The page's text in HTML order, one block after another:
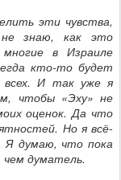
эти чувства,
знаю, как это
в Израиле
кто-то будет
всех. И так уже я
чтобы «Эху» не
оценок. Да что
Но я всё-
думаю, что пока
думатель.